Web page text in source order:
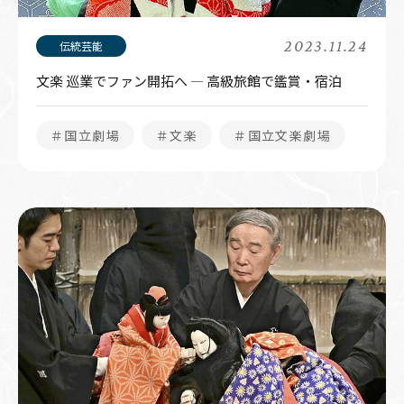
2023.11.24
文楽 巡業でファン開拓へ ― 高級旅館で鑑賞・宿泊
＃国立劇場 ＃文楽 ＃国立文楽劇場